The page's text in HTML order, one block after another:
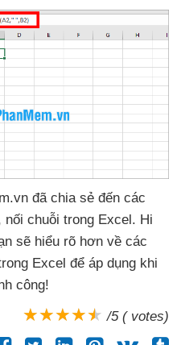
đã chia sẻ đến các
nối chuỗi trong Excel. Hi
sẽ hiểu rõ hơn về các
Excel để áp dụng khi
công!
/5 ( votes)